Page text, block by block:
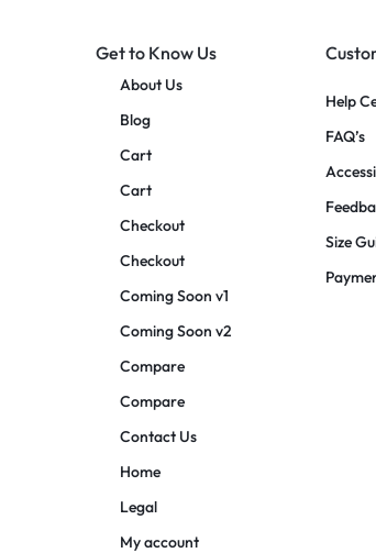
Get to Know Us
About Us
Blog
Cart
Cart
Checkout
Checkout
Coming Soon v1
Coming Soon v2
Compare
Compare
Contact Us
Home
Legal
My account
Help
FAQ’s
Size